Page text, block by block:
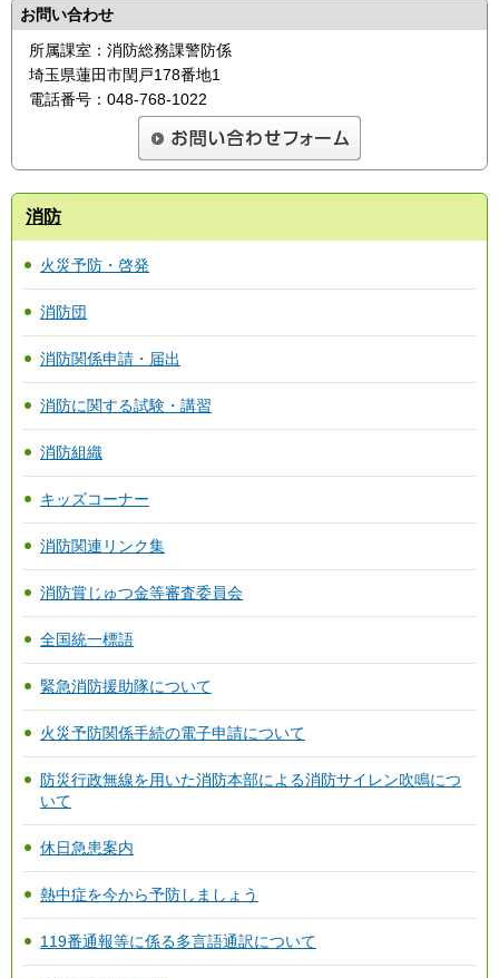
お問い合わせ
所属課室：消防総務課警防係
埼玉県蓮田市閏戸178番地1
電話番号：048-768-1022
消防
火災予防・啓発
消防団
消防関係申請・届出
消防に関する試験・講習
消防組織
キッズコーナー
消防関連リンク集
消防賞じゅつ金等審査委員会
全国統一標語
緊急消防援助隊について
火災予防関係手続の電子申請について
防災行政無線を用いた消防本部による消防サイレン吹鳴につ
いて
休日急患案内
熱中症を今から予防しましょう
119番通報等に係る多言語通訳について